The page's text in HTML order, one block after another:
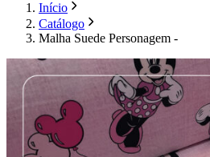
Início
Catálogo
Malha Suede Personagem -